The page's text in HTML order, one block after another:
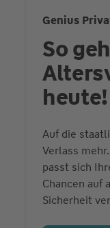
Genius
So
heute!
Auf die
Verlass
passt sich
Chancen auf
Sicherheit